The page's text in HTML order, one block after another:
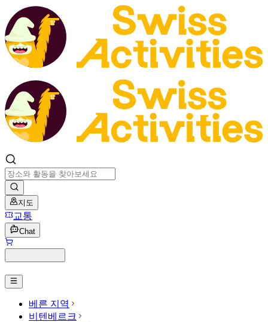
지도
교통
Chat
베른 지역
비텐베르크